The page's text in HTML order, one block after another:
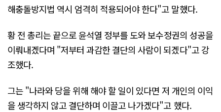
해충돌방지법 역시 엄격히 적용되어야 한다"고 말했다.
황 전 총리는 끝으로 윤석열 정부를 도와 보수정권의 성공을
이뤄내겠다며 "저부터 과감한 결단의 사람이 되겠다"고 강
조했다.
그는 "나라와 당을 위해 해야 할 일이 있다면 저 개인의 이익
을 생각하지 않고 결단하며 이끌고 나가겠다"고 했다.